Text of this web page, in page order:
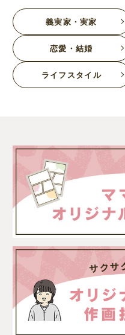
義実家・実家
恋愛・結婚
ライフスタイル